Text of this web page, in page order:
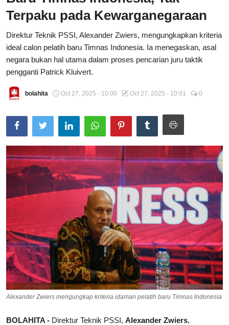
Total Sports
Contact
Pedoman Media Siber
Terpaku pada Kewarganegaraan
Direktur Teknik PSSI, Alexander Zwiers, mengungkapkan kriteria
ideal calon pelatih baru Timnas Indonesia. Ia menegaskan, asal
negara bukan hal utama dalam proses pencarian juru taktik
pengganti Patrick Kluivert.
bolahita Oct 27, 2025 - 10:00 Oct 27, 2025 - 10:01 0
Alexander Zwiers mengungkap kriteria idaman pelatih baru Timnas Indonesia
BOLAHITA - Direktur Teknik PSSI, Alexander Zwiers,